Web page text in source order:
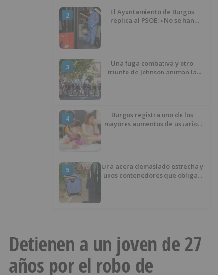
2
El Ayuntamiento de Burgos
replica al PSOE: «No se han
3
Una fuga combativa y otro
triunfo de Johnson animan la
4
Burgos registra uno de los
mayores aumentos de usuarios
5
Una acera demasiado estrecha y
unos contenedores que obligan
Detienen a un joven de 27
años por el robo de